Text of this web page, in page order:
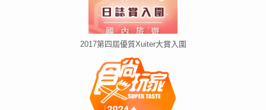
2017第四屆優質Xuiter大賞入圍